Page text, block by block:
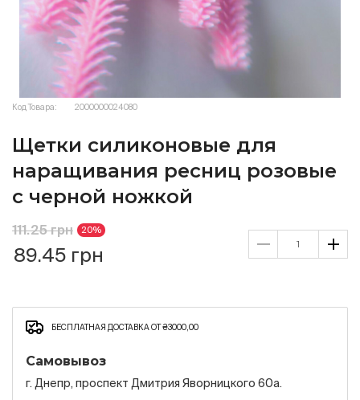
Код Товара: 2000000024080
Щетки силиконовые для
наращивания ресниц розовые
с черной ножкой
111.25 грн 20%
89.45 грн
БЕСПЛАТНАЯ ДОСТАВКА ОТ ₴3000,00
Самовывоз
г. Днепр, проспект Дмитрия Яворницкого 60а.